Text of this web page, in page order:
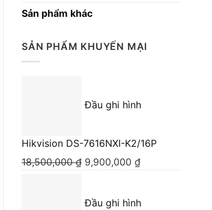
Sản phẩm khác
SẢN PHẨM KHUYẾN MẠI
Đầu ghi hình
Hikvision DS-7616NXI-K2/16P
18,500,000₫ Giá
18,500,000 ₫.
9,900,000 ₫
là:
Đầu ghi hình